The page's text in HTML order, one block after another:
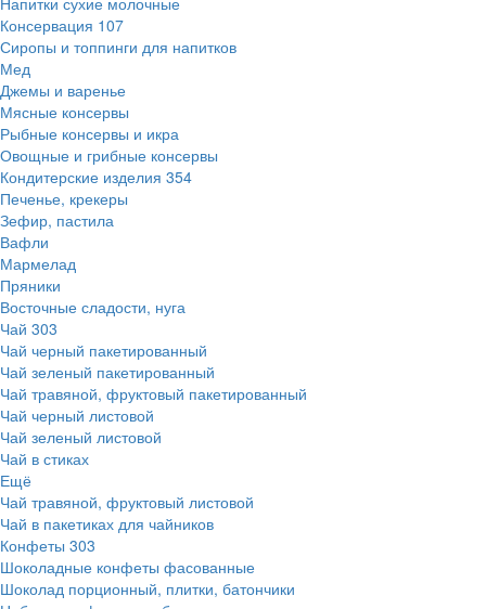
Консервация 107
Сиропы и топпинги для напитков
Мед
Джемы и варенье
Мясные консервы
Рыбные консервы и икра
Овощные и грибные консервы
Кондитерские изделия 354
Печенье, крекеры
Зефир, пастила
Вафли
Мармелад
Пряники
Восточные сладости, нуга
Чай 303
Чай черный пакетированный
Чай зеленый пакетированный
Чай травяной, фруктовый пакетированный
Чай черный листовой
Чай зеленый листовой
Чай в стиках
Ещё
Чай травяной, фруктовый листовой
Чай в пакетиках для чайников
Конфеты 303
Шоколадные конфеты фасованные
Шоколад порционный, плитки, батончики